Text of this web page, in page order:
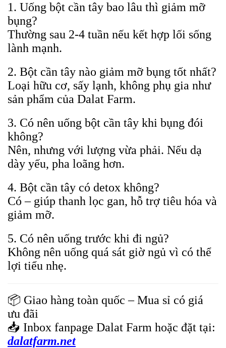
1. Uống bột cần tây bao lâu thì giảm mỡ
bụng?
Thường sau 2-4 tuần nếu kết hợp lối sống
lành mạnh.
2. Bột cần tây nào giảm mỡ bụng tốt nhất?
Loại hữu cơ, sấy lạnh, không phụ gia như
sản phẩm của Dalat Farm.
3. Có nên uống bột cần tây khi bụng đói
không?
Nên, nhưng với lượng vừa phải. Nếu dạ
dày yếu, pha loãng hơn.
4. Bột cần tây có detox không?
Có – giúp thanh lọc gan, hỗ trợ tiêu hóa và
giảm mỡ.
5. Có nên uống trước khi đi ngủ?
Không nên uống quá sát giờ ngủ vì có thể
lợi tiểu nhẹ.
📦 Giao hàng toàn quốc – Mua sỉ có giá
ưu đãi
📥 Inbox fanpage Dalat Farm hoặc đặt tại:
dalatfarm.net